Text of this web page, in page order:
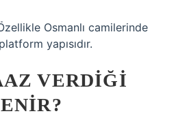
Osmanlı camilerinde
yapısıdır.
VERDIĞI